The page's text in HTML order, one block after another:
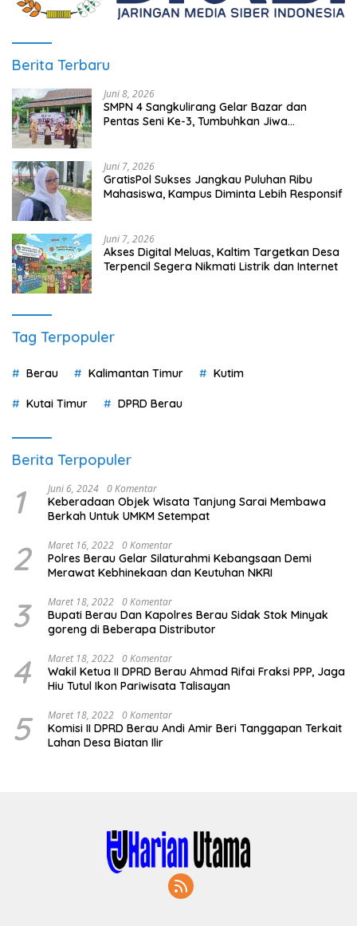
Berita Terbaru
Juni 8, 2026
SMPN 4 Sangkulirang Gelar Bazar dan
Pentas Seni Ke-3, Tumbuhkan Jiwa
Juni 7, 2026
GratisPol Sukses Jangkau Puluhan Ribu
Mahasiswa, Kampus Diminta Lebih Responsif
Juni 7, 2026
Akses Digital Meluas, Kaltim Targetkan Desa
Terpencil Segera Nikmati Listrik dan Internet
Tag Terpopuler
Berau Kalimantan Timur Kutim
Kutai Timur DPRD Berau
Berita Terpopuler
1 Juni 6, 2024 0 Komentar
Keberadaan Objek Wisata Tanjung Sarai Membawa
Berkah Untuk UMKM Setempat
2 Maret 16, 2022 0 Komentar
Polres Berau Gelar Silaturahmi Kebangsaan Demi
Merawat Kebhinekaan dan Keutuhan NKRI
3 Maret 18, 2022 0 Komentar
Bupati Berau Dan Kapolres Berau Sidak Stok Minyak
goreng di Beberapa Distributor
4 Maret 18, 2022 0 Komentar
Wakil Ketua II DPRD Berau Ahmad Rifai Fraksi PPP, Jaga
Hiu Tutul Ikon Pariwisata Talisayan
5 Maret 18, 2022 0 Komentar
Komisi II DPRD Berau Andi Amir Beri Tanggapan Terkait
Lahan Desa Biatan Ilir